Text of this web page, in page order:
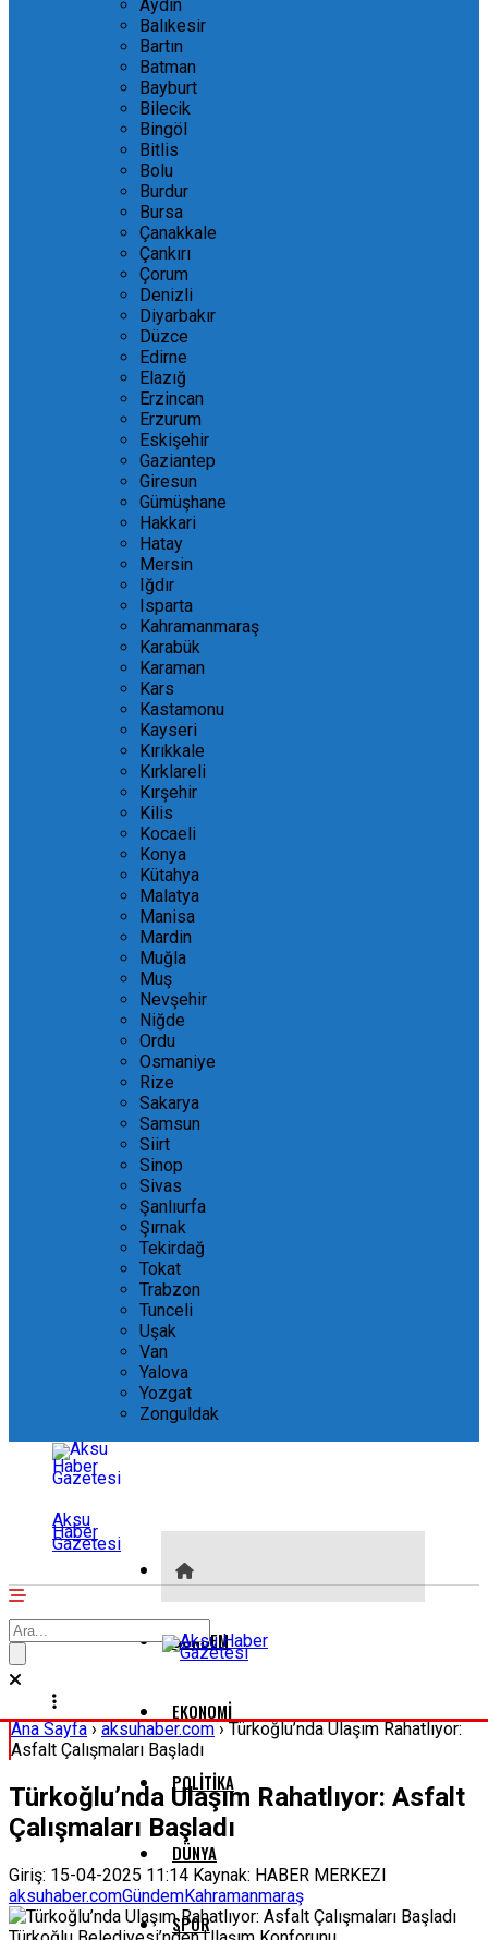
Aydın
Balıkesir
Bartın
Batman
Bayburt
Bilecik
Bingöl
Bitlis
Bolu
Burdur
Bursa
Çanakkale
Çankırı
Çorum
Denizli
Diyarbakır
Düzce
Edirne
Elazığ
Erzincan
Erzurum
Eskişehir
Gaziantep
Giresun
Gümüşhane
Hakkari
Hatay
Mersin
Iğdır
Isparta
Kahramanmaraş
Karabük
Karaman
Kars
Kastamonu
Kayseri
Kırıkkale
Kırklareli
Kırşehir
Kilis
Kocaeli
Konya
Kütahya
Malatya
Manisa
Mardin
Muğla
Muş
Nevşehir
Niğde
Ordu
Osmaniye
Rize
Sakarya
Samsun
Siirt
Sinop
Sivas
Şanlıurfa
Şırnak
Tekirdağ
Tokat
Trabzon
Tunceli
Uşak
Van
Yalova
Yozgat
Zonguldak
Aksu
Haber
Gazetesi
GÜNDEM
EKONOMI
POLITIKA
DÜNYA
SPOR
Ana Sayfa›aksuhaber.com›Türkoğlu’nda Ulaşım Rahatlıyor:
Asfalt Çalışmaları Başladı
Türkoğlu’nda Ulaşım Rahatlıyor: Asfalt
Çalışmaları Başladı
Giriş: 15-04-2025 11:14 Kaynak: HABER MERKEZI
aksuhaber.comGündemKahramanmaraş